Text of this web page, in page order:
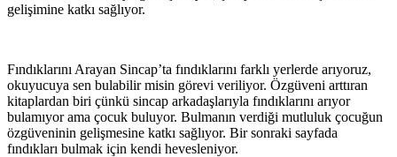
gelişimine katkı sağlıyor.
Fındıklarını Arayan Sincap’ta fındıklarını farklı yerlerde arıyoruz,
okuyucuya sen bulabilir misin görevi veriliyor. Özgüveni arttıran
kitaplardan biri çünkü sincap arkadaşlarıyla fındıklarını arıyor
bulamıyor ama çocuk buluyor. Bulmanın verdiği mutluluk çocuğun
özgüveninin gelişmesine katkı sağlıyor. Bir sonraki sayfada
fındıkları bulmak için kendi hevesleniyor.